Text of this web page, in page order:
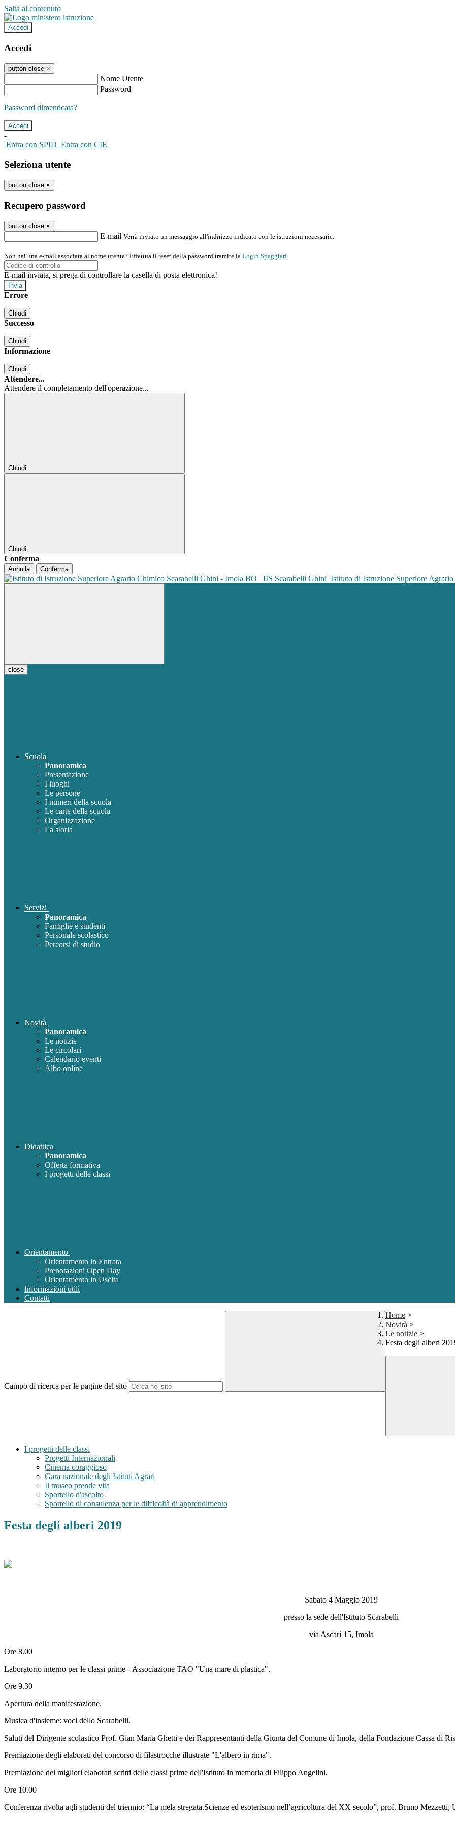
Salta al contenuto
Accedi
Accedi
button close ×
Nome Utente
Password
Password dimenticata?
-
Entra con SPID Entra con CIE
Seleziona utente
button close ×
Recupero password
button close ×
E-mail Verrà inviato un messaggio all'indirizzo indicato con le istruzioni necessarie.
Non hai una e-mail associata al nome utente? Effettua il reset della password tramite la Login Spaggiari
E-mail inviata, si prega di controllare la casella di posta elettronica!
Errore
Chiudi
Successo
Chiudi
Informazione
Chiudi
Attendere...
Attendere il completamento dell'operazione...
Chiudi
Chiudi
Conferma
Annulla Conferma
IIS Scarabelli Ghini Istituto di Istruzione Superiore
close
Scuola
Panoramica
Presentazione
I luoghi
Le persone
I numeri della scuola
Le carte della scuola
Organizzazione
La storia
Servizi
Panoramica
Famiglie e studenti
Personale scolastico
Percorsi di studio
Novità
Panoramica
Le notizie
Le circolari
Calendario eventi
Albo online
Didattica
Panoramica
Offerta formativa
I progetti delle classi
Orientamento
Orientamento in Entrata
Prenotazioni Open Day
Orientamento in Uscita
Informazioni utili
Contatti
Campo di ricerca per le pagine del sito
Home >
Novità >
Le notizie >
Festa degli alberi
I progetti delle classi
Progetti Internazionali
Cinema coraggioso
Gara nazionale degli Istituti Agrari
Il museo prende vita
Sportello d'ascolto
Sportello di consulenza per le difficoltà di apprendimento
Festa degli alberi 2019
Sabato 4 Maggio 2019
presso la sede dell'Istituto Scarabelli
via Ascari 15, Imola
Ore 8.00
Laboratorio interno per le classi prime - Associazione TAO "Una mare di plastica".
Ore 9.30
Apertura della manifestazione.
Musica d'insieme: voci dello Scarabelli.
Saluti del Dirigente scolastico Prof. Gian Maria Ghetti e dei Rappresentanti della Giunta del Comune di Imola, della Fondazione Cassa di
Premiazione degli elaborati del concorso di filastrocche illustrate "L'albero in rima".
Premiazione dei migliori elaborati scritti delle classi prime dell'Istituto in memoria di Filippo Angelini.
Ore 10.00
Conferenza rivolta agli studenti del triennio: “La mela stregata.Scienze ed esoterismo nell’agricoltura del XX secolo”, prof. Bruno